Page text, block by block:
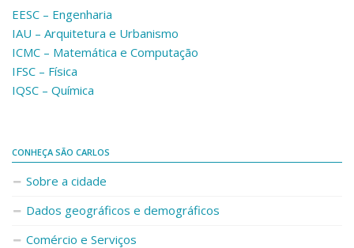
Pequeno Cidadão
Campus Universitário
Ensino e Pesquisa
Sobre o Campus
Dirigentes
Notícias e Eventos
Informações para ingressantes
Fale Conosco
EESC – Engenharia
IAU – Arquitetura e Urbanismo
ICMC – Matemática e Computação
IFSC – Física
IQSC – Química
CONHEÇA SÃO CARLOS
Sobre a cidade
Dados geográficos e demográficos
Comércio e Serviços